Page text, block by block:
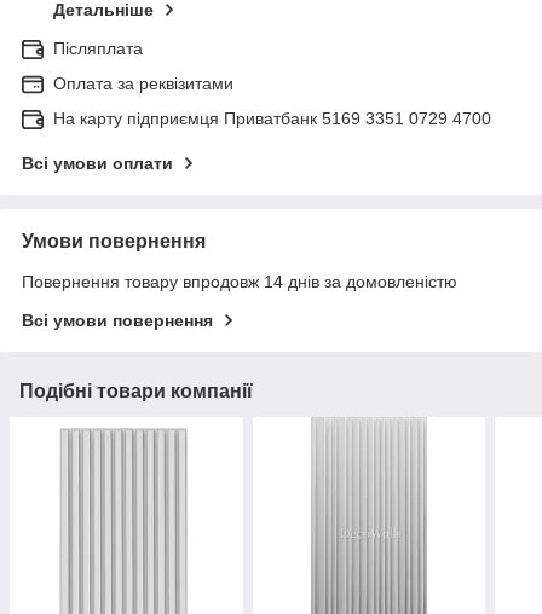
Детальніше
Післяплата
Оплата за реквізитами
На карту підприємця Приватбанк 5169 3351 0729 4700
Всі умови оплати
Умови повернення
Повернення товару впродовж 14 днів за домовленістю
Всі умови повернення
Подібні товари компанії